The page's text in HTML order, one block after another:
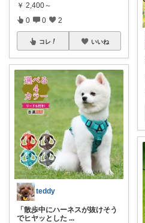
￥ 2,400～
0 0 2
コレ いいね
teddy
「散歩中にハーネスが抜けそう
でヒヤッとした ...